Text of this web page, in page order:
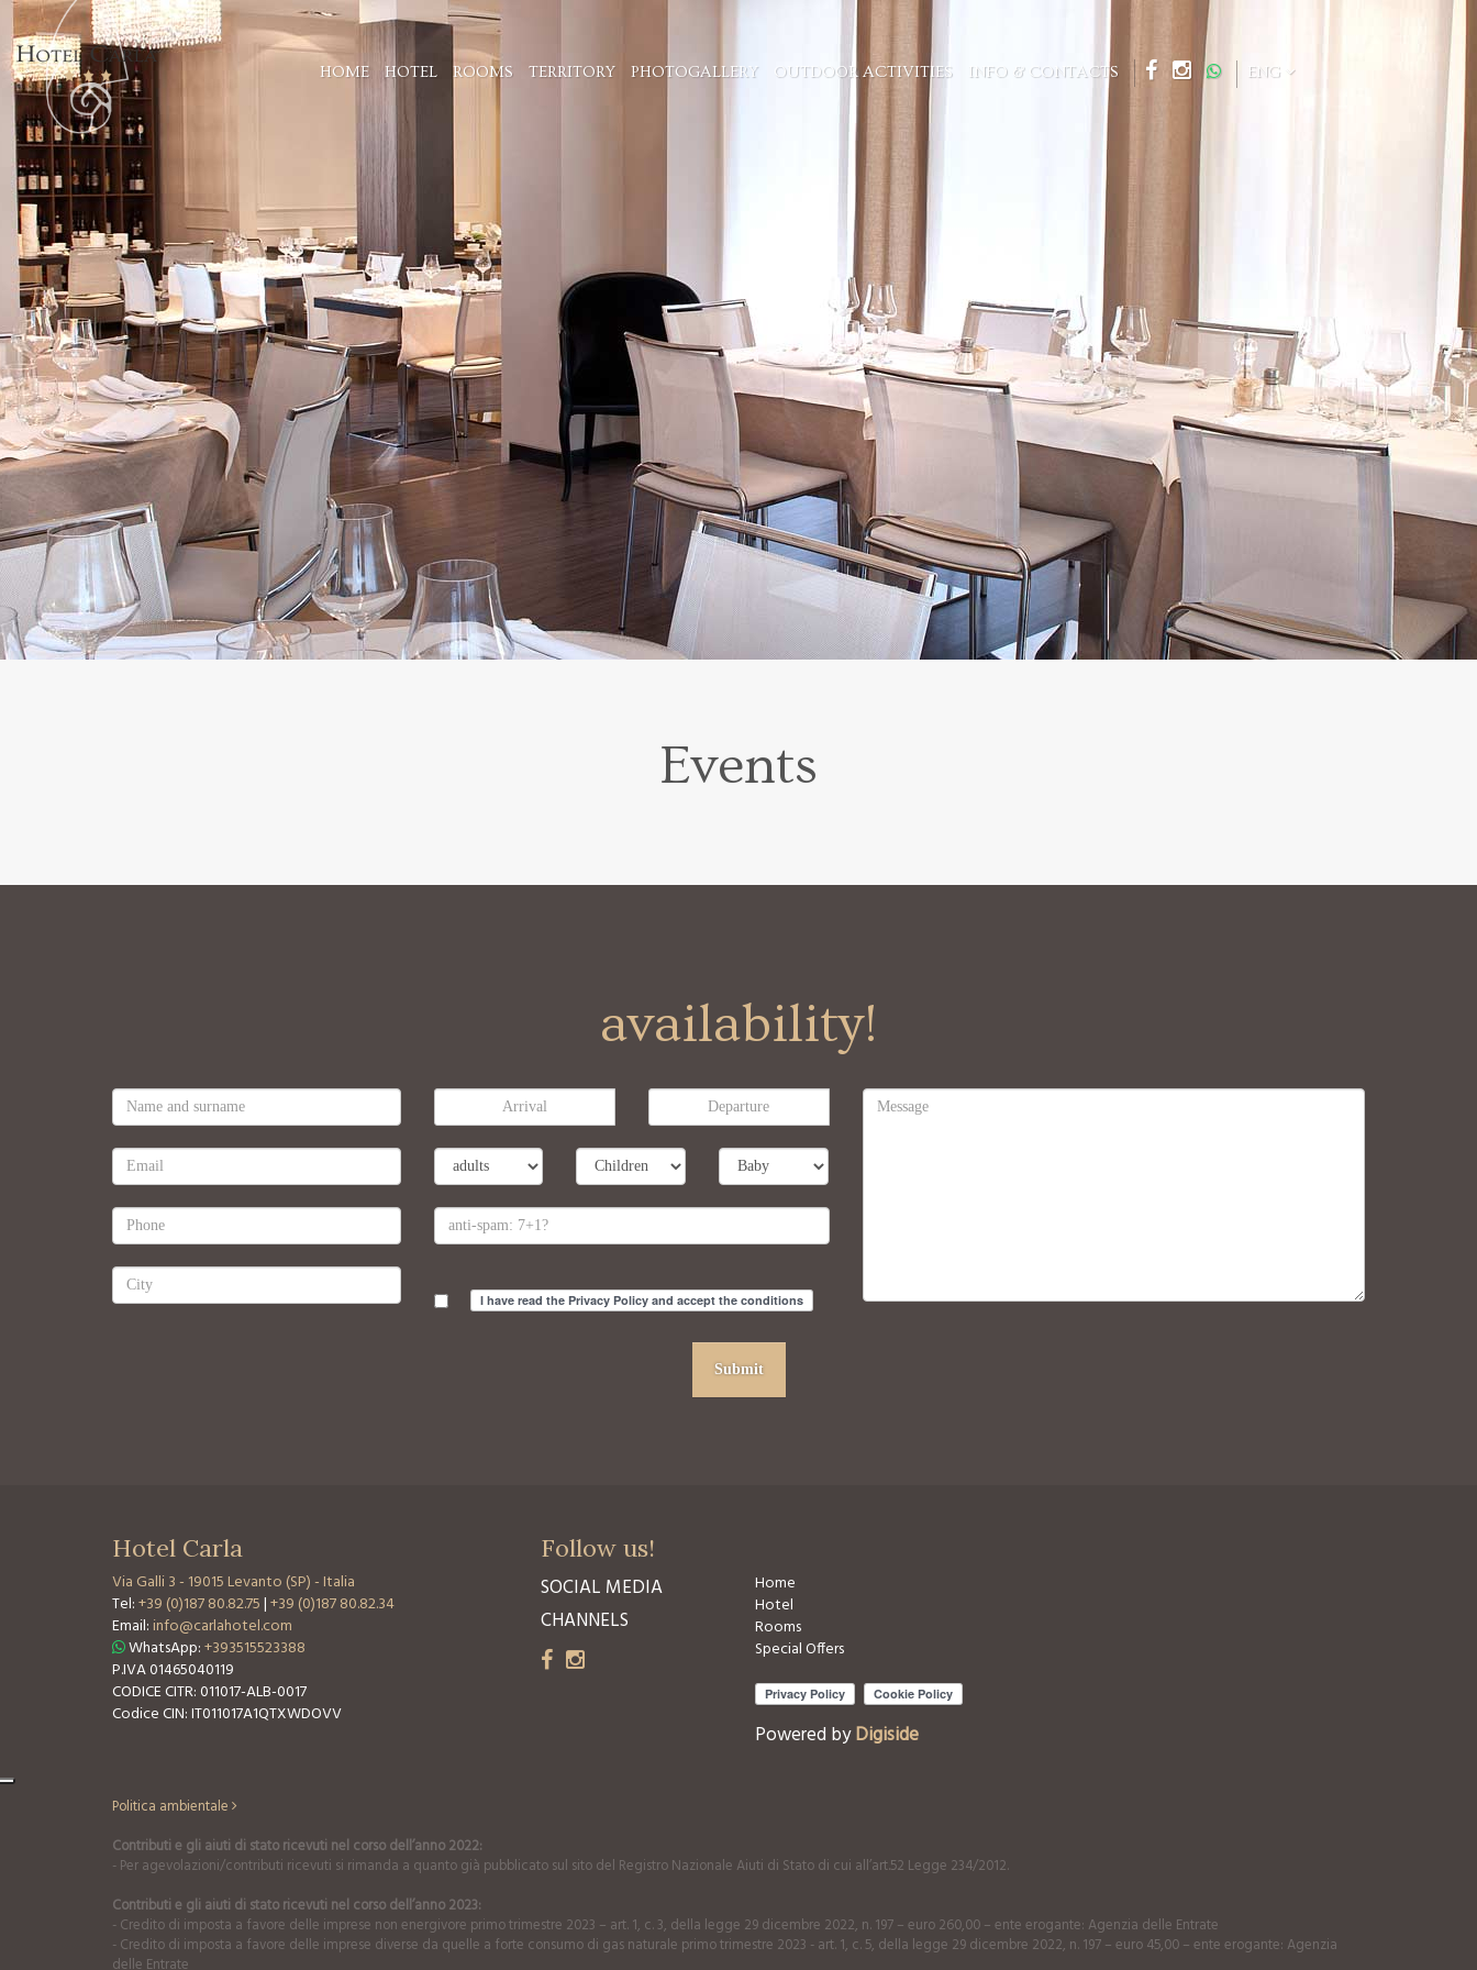
HOME HOTEL ROOMS TERRITORY PHOTOGALLERY OUTDOOR ACTIVITIES INFO & CONTACTS ENG
Events
availability!
Hotel Carla
Via Galli 3- 19015 Levanto (SP) - Italia
Tel:+39 (0)187 80.82.75|+39 (0)187 80.82.34
Email: info@carlahotel.com
WhatsApp:+393515523388
P.IVA 01465040119
CODICE CITR: 011017-ALB-0017
Codice CIN: IT011017A1QTXWDOVV
Follow us!
SOCIAL MEDIA
CHANNELS
Home
Hotel
Rooms
Special Offers
Powered byDigiside
Politica ambientale
Contributi e gli aiuti di stato ricevuti nel corso dell’anno 2022:
- Per agevolazioni/contributi ricevuti si rimanda a quanto già pubblicato sul sito del Registro Nazionale Aiuti di Stato di cui all’art.52 Legge 234/2012.
Contributi e gli aiuti di stato ricevuti nel corso dell’anno 2023:
- Credito di imposta a favore delle imprese non energivore primo trimestre 2023 – art. 1, c. 3, della legge 29 dicembre 2022, n. 197 – euro 260,00 – ente erogante: Agenzia delle Entrate
- Credito di imposta a favore delle imprese diverse da quelle a forte consumo di gas naturale primo trimestre 2023 - art. 1, c. 5, della legge 29 dicembre 2022, n. 197 – euro 45,00 – ente erogante: Agenzia
delle Entrate